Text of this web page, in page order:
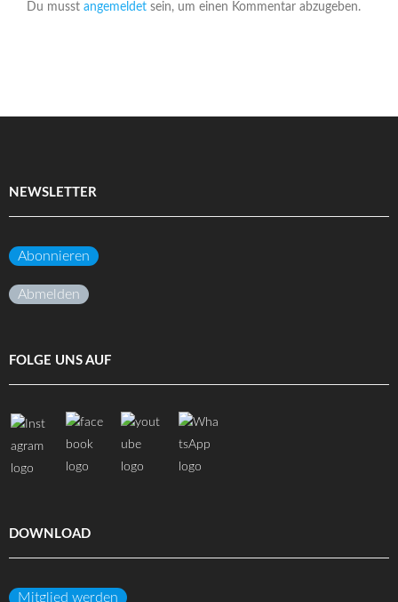
Du musst angemeldet sein, um einen Kommentar abzugeben.
NEWSLETTER
Abonnieren
Abmelden
FOLGE UNS AUF
DOWNLOAD
Mitglied werden